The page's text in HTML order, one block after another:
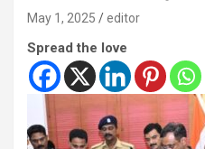
May 1, 2025 editor
Spread the love